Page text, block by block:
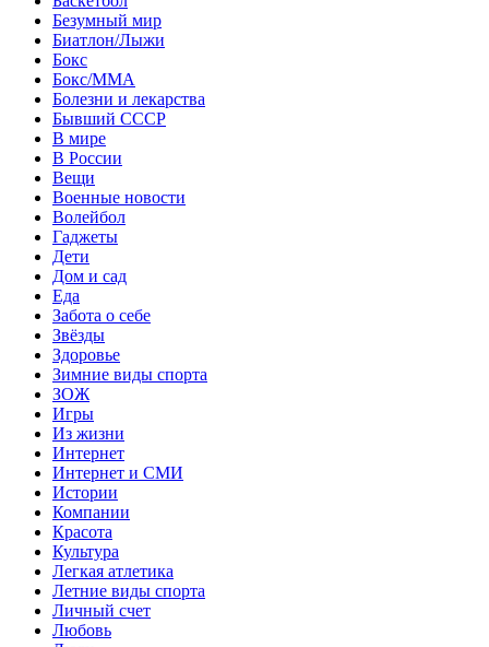
Безумный мир
Биатлон/Лыжи
Бокс
Бокс/MMA
Болезни и лекарства
Бывший СССР
В мире
В России
Вещи
Военные новости
Волейбол
Гаджеты
Дети
Дом и сад
Еда
Забота о себе
Звёзды
Здоровье
Зимние виды спорта
ЗОЖ
Игры
Из жизни
Интернет
Интернет и СМИ
Истории
Компании
Красота
Культура
Легкая атлетика
Летние виды спорта
Личный счет
Любовь